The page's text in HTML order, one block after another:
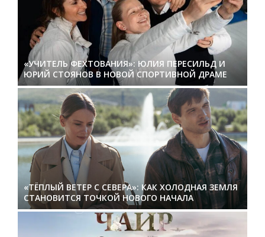
«УЧИТЕЛЬ ФЕХТОВАНИЯ»: ЮЛИЯ ПЕРЕСИЛЬД И
ЮРИЙ СТОЯНОВ В НОВОЙ СПОРТИВНОЙ ДРАМЕ
«ТЁПЛЫЙ ВЕТЕР С СЕВЕРА»: КАК ХОЛОДНАЯ ЗЕМЛЯ
СТАНОВИТСЯ ТОЧКОЙ НОВОГО НАЧАЛА